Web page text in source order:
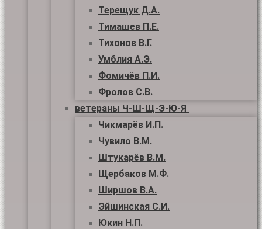
Терещук Д.А.
Тимашев П.Е.
Тихонов В.Г.
Умблия А.Э.
Фомичёв П.И.
Фролов С.В.
ветераны Ч-Ш-Щ-Э-Ю-Я
Чикмарёв И.П.
Чувило В.М.
Штукарёв В.М.
Щербаков М.Ф.
Ширшов В.А.
Эйшинская С.И.
Юкин Н.П.